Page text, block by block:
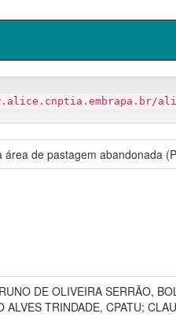
de pastagem abandonada
DE OLIVEIRA SERRÃO,
TRINDADE, CPATU;